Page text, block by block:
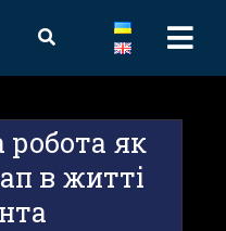
робота як
в житті